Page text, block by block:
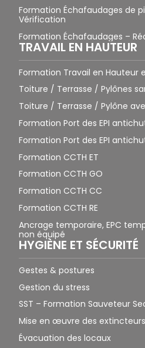
Formation Échafaudages de
Vérification
Formation Échafaudages –
TRAVAIL EN HAUTEUR
Formation Travail en Hauteur
Toiture / Terrasse / Pylônes
Toiture / Terrasse / Pylône
Formation Port des EPI
Formation Port des EPI
Formation CCTH ET
Formation CCTH GO
Formation CCTH CC
Formation CCTH RE
Ancrage temporaire, EPC
non équipé
HYGIÈNE ET SÉCURITÉ
Gestes & postures
Gestion du stress
SST – Formation Sauveteur
Mise en œuvre des extincteurs
Évacuation des locaux